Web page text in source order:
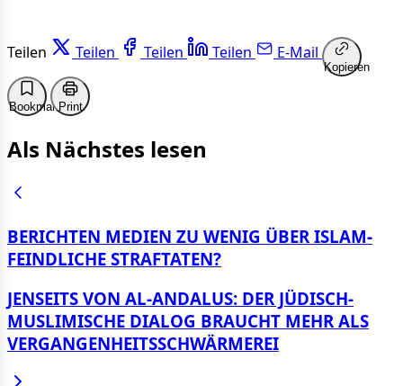
Teilen Teilen Teilen Teilen E-Mail
Kopieren
BookmarkPrint
Als Nächstes lesen
BE­RICH­TEN ME­DI­EN ZU WE­NIG ÜBER IS­LAM­
FEIND­LI­CHE STRAF­TA­TEN?
JEN­SEITS VON AL-AN­DA­LUS: DER JÜ­DISCH-
MUS­LI­MI­SCHE DIA­LOG BRAUCHT MEHR ALS
VER­GAN­GEN­HEITS­SCHWÄR­ME­REI